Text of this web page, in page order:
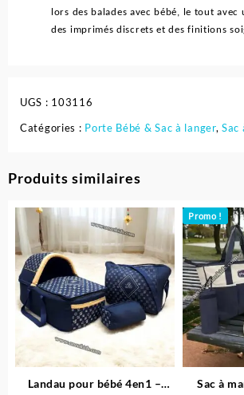
lors des balades avec bébé, le tout avec
des imprimés discrets et des finitions
UGS : 103116
Catégories : Porte Bébé & Sac à langer,Sac
Produits similaires
Landau pour bébé 4en1 –
Promo !
Sac à